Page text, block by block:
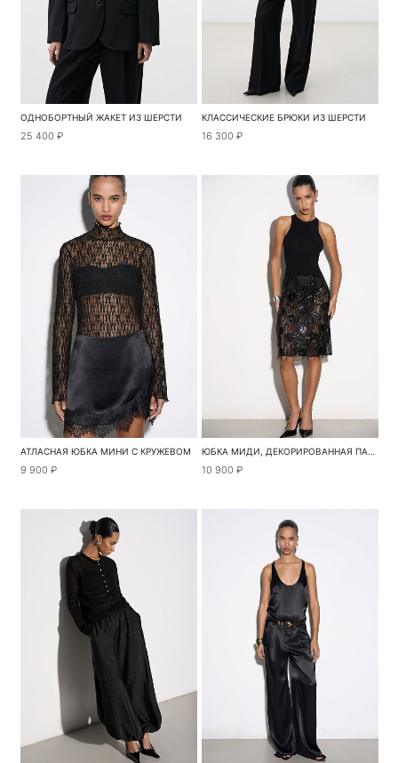
ОДНОБОРТНЫЙ ЖАКЕТ ИЗ ШЕРСТИ
25 400 ₽
КЛАССИЧЕСКИЕ БРЮКИ ИЗ ШЕРСТИ
16 300 ₽
АТЛАСНАЯ ЮБКА МИНИ С КРУЖЕВОМ
9 900 ₽
ЮБКА МИДИ, ДЕКОРИРОВАННАЯ ПАЙЕТКАМИ
10 900 ₽